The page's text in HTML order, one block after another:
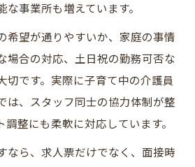
事業所も増えています。
希望が通りやすいか、家庭の事情
場合の対応、土日祝の勤務可否な
切です。実際に子育て中の介護員
は、スタッフ同士の協力体制が整
調整にも柔軟に対応しています。
なら、求人票だけでなく、面接時